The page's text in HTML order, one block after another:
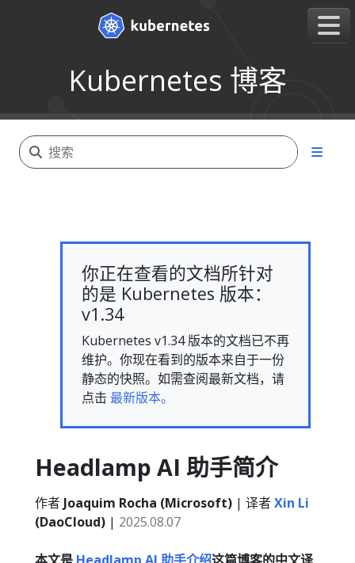
Kubernetes 博客
你正在查看的文档所针对
的是 Kubernetes 版本：
v1.34
Kubernetes v1.34 版本的文档已不再
维护。你现在看到的版本来自于一份
静态的快照。如需查阅最新文档，请
点击 最新版本。
Headlamp AI 助手简介
作者 Joaquim Rocha (Microsoft) | 译者Xin Li
(DaoCloud) | 2025.08.07